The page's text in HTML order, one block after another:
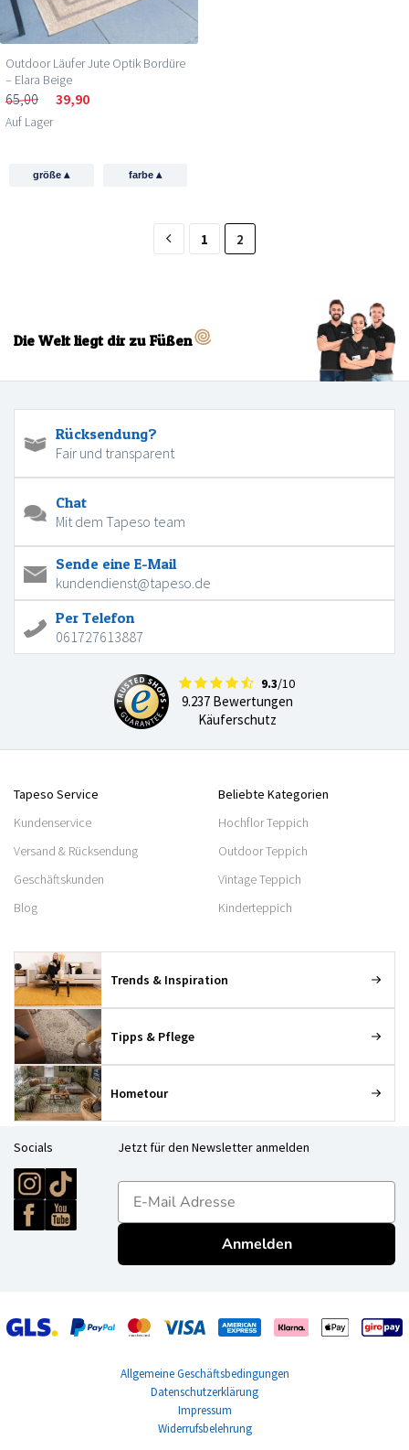
Outdoor Läufer Jute Optik Bordüre
– Elara Beige
65,00 39,90
Auf Lager
größe▴ farbe ▴
1 2
Die Welt liegt dir zu Füßen
Rücksendung?
Fair und transparent
Chat
Mit dem Tapeso team
Sende eine E-Mail
kundendienst@tapeso.de
Per Telefon
061727613887
9.3/10
9.237 Bewertungen
Käuferschutz
Tapeso Service
Kundenservice
Versand & Rücksendung
Geschäftskunden
Blog
Beliebte Kategorien
Hochflor Teppich
Outdoor Teppich
Vintage Teppich
Kinderteppich
Trends & Inspiration
Tipps & Pflege
Hometour
Socials Jetzt für den Newsletter anmelden
E-mailadres
Anmelden
Allgemeine Geschäftsbedingungen
Datenschutzerklärung
Impressum
Widerrufsbelehrung